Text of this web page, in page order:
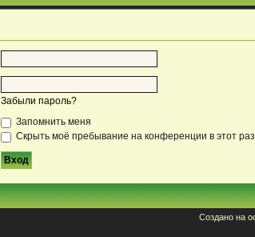
Забыли пароль?
Запомнить меня
Скрыть моё пребывание на конференции в этот раз
Создано на